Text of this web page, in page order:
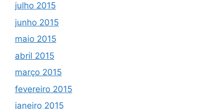
julho 2015
junho 2015
maio 2015
abril 2015
março 2015
fevereiro 2015
janeiro 2015